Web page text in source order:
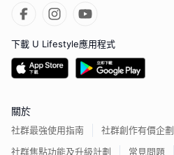
下載 U Lifestyle應用程式
關於
社群最強使用指南
社群創作有價企劃
社群焦點功能及升級計劃
常見問題